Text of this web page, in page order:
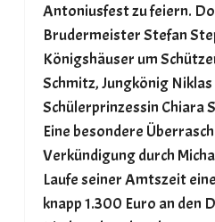
Antoniusfest zu feiern.
Brudermeister Stefan
Königshäuser um
Schmitz, Jungkönig
Schülerprinzessin Chiara
Eine besondere
Verkündigung durch
Laufe seiner Amtszeit
knapp 1.300 Euro an den